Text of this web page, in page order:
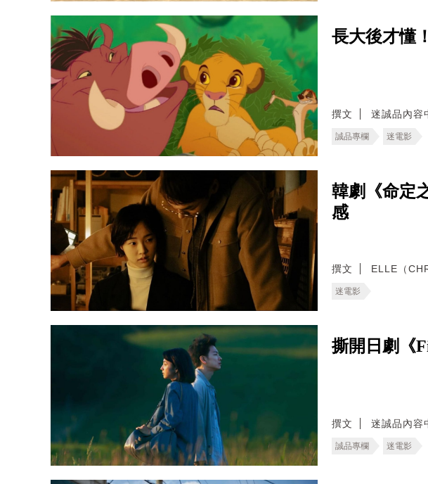
長大後才懂
撰文 迷誠品內容
誠品專欄 迷電影
韓劇《命定
感
撰文 ELLE（
迷電影
撕開日劇《
撰文 迷誠品內容
誠品專欄 迷電影